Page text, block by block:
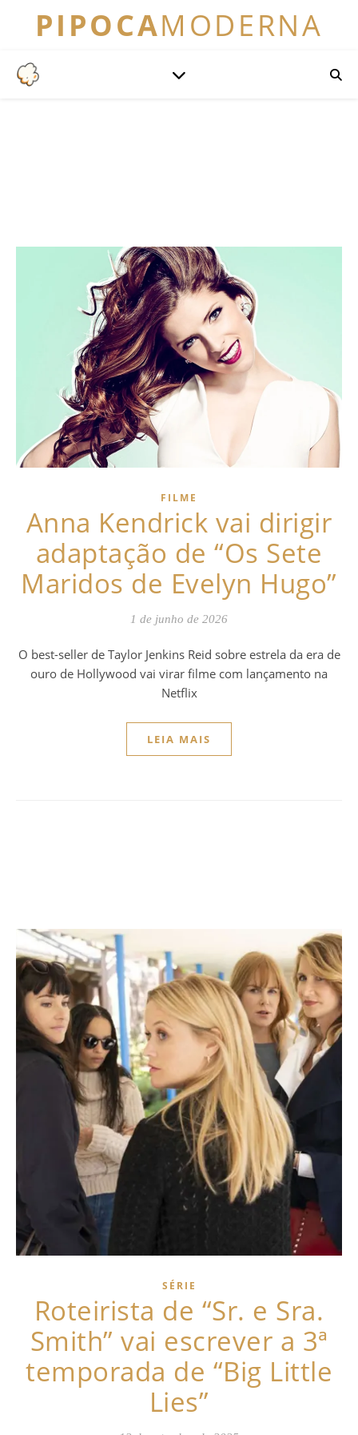
PIPOCAMODERNA
FILME
Anna Kendrick vai dirigir
adaptação de “Os Sete
Maridos de Evelyn Hugo”
1 de junho de 2026
O best-seller de Taylor Jenkins Reid sobre estrela da era de
ouro de Hollywood vai virar filme com lançamento na
Netflix
LEIA MAIS
SÉRIE
Roteirista de “Sr. e Sra.
Smith” vai escrever a 3ª
temporada de “Big Little
Lies”